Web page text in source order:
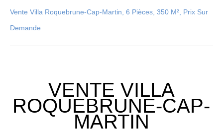
Vente Villa Roquebrune-Cap-Martin, 6 Pièces, 350 M², Prix Sur
Demande
VENTE VILLA
ROQUEBRUNE-CAP-
MARTIN